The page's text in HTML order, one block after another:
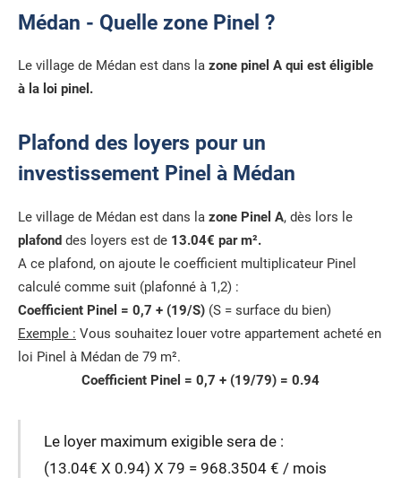
Médan - Quelle zone Pinel ?
Le village de Médan est dans la zone pinel A qui est éligible
à la loi pinel.
Plafond des loyers pour un
investissement Pinel à Médan
Le village de Médan est dans la zone Pinel A, dès lors le
plafond des loyers est de 13.04€ par m².
A ce plafond, on ajoute le coefficient multiplicateur Pinel
calculé comme suit (plafonné à 1,2) :
Coefficient Pinel = 0,7 + (19/S) (S = surface du bien)
Exemple : Vous souhaitez louer votre appartement acheté en
loi Pinel à Médan de 79 m².
Coefficient Pinel = 0,7 + (19/79) = 0.94
Le loyer maximum exigible sera de :
(13.04€ X 0.94) X 79 = 968.3504 € / mois